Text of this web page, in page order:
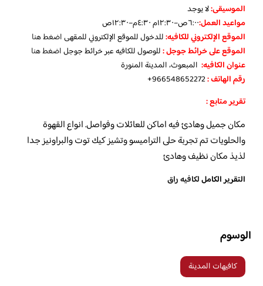
الموسيقى:لا يوجد
مواعيد العمل:٦:٠٠ص–١٢:٣٠م ٤:٣٠م–١٢:٣٠ص
الموقع الإلكتروني للكافيه:للدخول للموقع الإلكتروني للمقهىاضغط هنا
الموقع على خرائط جوجل:للوصول للكافيه عبر خرائط جوجلاضغط هنا
عنوان الكافيه: المبعوث، المدينة المنورة
رقم الهاتف :966548652272+
تقرير متابع :
مكان جميل وهادئ فيه اماكن للعائلات وفواصل. انواع القهوة
والحلويات تم تجربة حلى التراميسو وتشيز كيك توت والبراونيز جدا
لذيذ مكان نظيف وهادئ
التقرير الكامللكافيه راق
الوسوم
كافيهات المدينة